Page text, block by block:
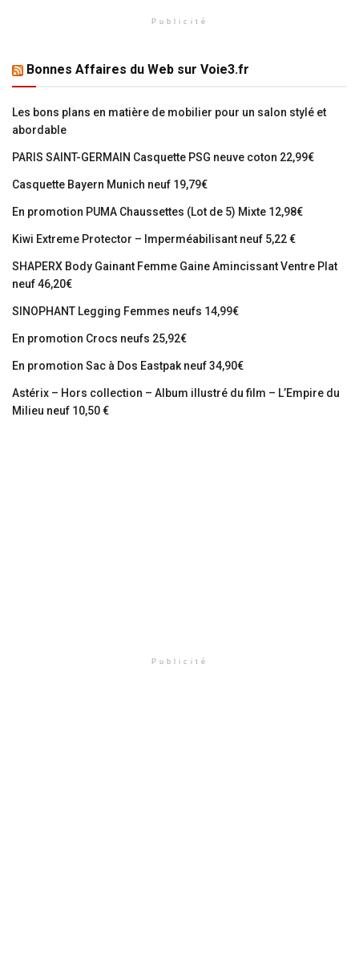
Publicité
Bonnes Affaires du Web sur Voie3.fr
Les bons plans en matière de mobilier pour un salon stylé et
abordable
PARIS SAINT-GERMAIN Casquette PSG neuve coton 22,99€
Casquette Bayern Munich neuf 19,79€
En promotion PUMA Chaussettes (Lot de 5) Mixte 12,98€
Kiwi Extreme Protector – Imperméabilisant neuf 5,22 €
SHAPERX Body Gainant Femme Gaine Amincissant Ventre Plat
neuf 46,20€
SINOPHANT Legging Femmes neufs 14,99€
En promotion Crocs neufs 25,92€
En promotion Sac à Dos Eastpak neuf 34,90€
Astérix – Hors collection – Album illustré du film – L’Empire du
Milieu neuf 10,50 €
Publicité